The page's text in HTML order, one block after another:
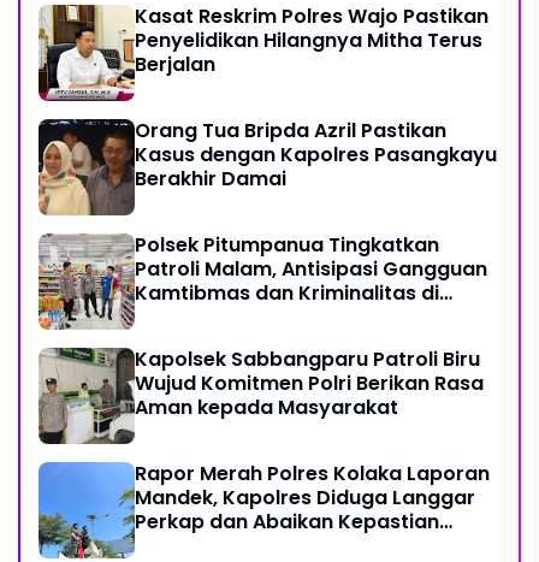
Kasat Reskrim Polres Wajo Pastikan
Penyelidikan Hilangnya Mitha Terus
Berjalan
Orang Tua Bripda Azril Pastikan
Kasus dengan Kapolres Pasangkayu
Berakhir Damai
Polsek Pitumpanua Tingkatkan
Patroli Malam, Antisipasi Gangguan
Kamtibmas dan Kriminalitas di
Kapolsek Sabbangparu Patroli Biru
Wujud Komitmen Polri Berikan Rasa
Aman kepada Masyarakat
Rapor Merah Polres Kolaka Laporan
Mandek, Kapolres Diduga Langgar
Perkap dan Abaikan Kepastian